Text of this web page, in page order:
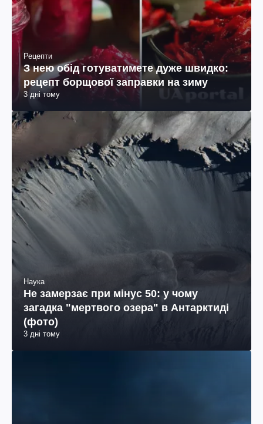
Рецепти
З нею обід готуватимете дуже швидко:
рецепт борщової заправки на зиму
3 дні тому
Наука
Не замерзає при мінус 50: у чому
загадка "мертвого озера" в Антарктиді
(фото)
3 дні тому